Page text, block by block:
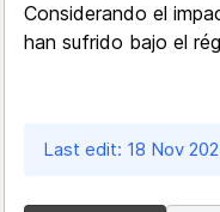
Considerando el
han sufrido bajo el
Last edit: 18 Nov